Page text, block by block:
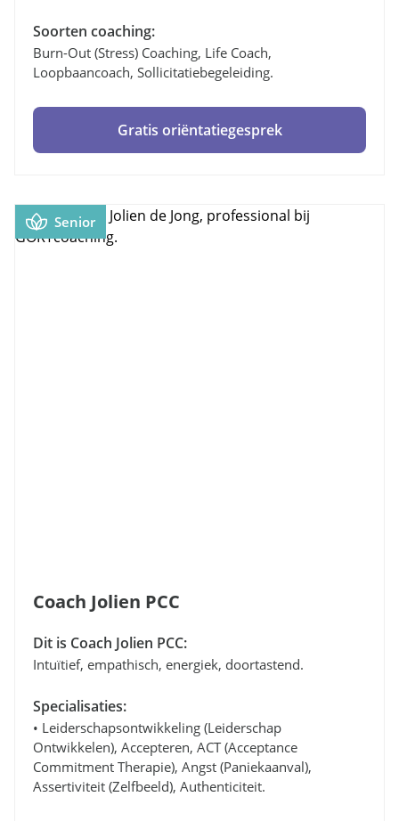
Soorten coaching:
Burn-Out (stress) Coaching, Life Coach,
Loopbaancoach, Sollicitatiebegeleiding.
Gratis oriëntatiegesprek
Senior
Coach Jolien PCC
Dit is Coach Jolien PCC:
Intuïtief, empathisch, energiek, doortastend.
Specialisaties:
• Leiderschapsontwikkeling (leiderschap
Ontwikkelen), Accepteren, ACT (Acceptance
Commitment Therapie), Angst (paniekaanval),
Assertiviteit (zelfbeeld), Authenticiteit.